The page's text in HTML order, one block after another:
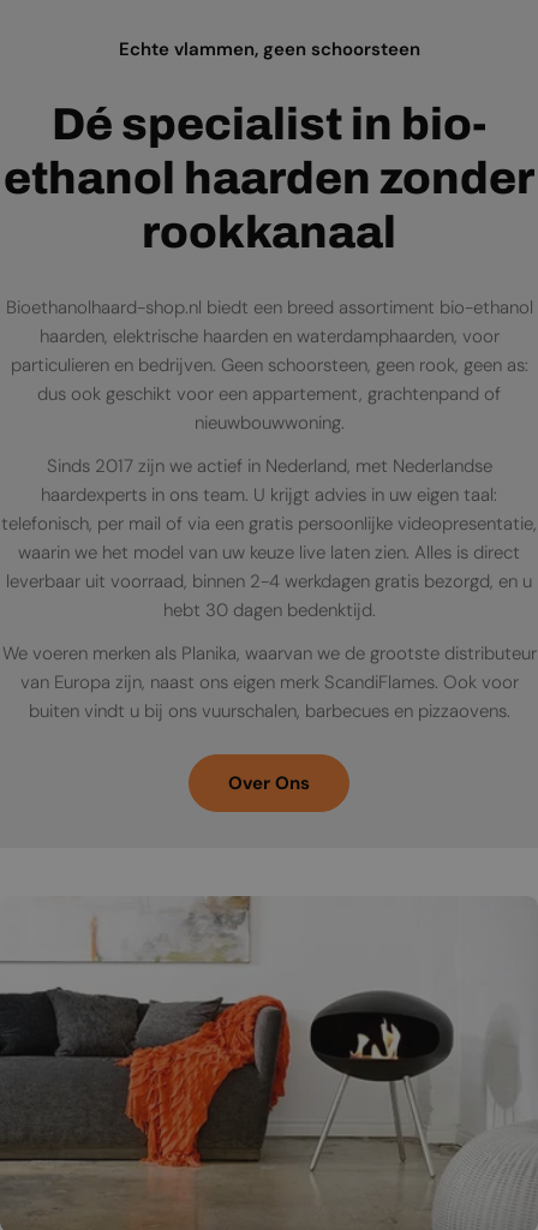
Echte vlammen, geen schoorsteen
Dé specialist in bio-
ethanol haarden zonder
rookkanaal
Bioethanolhaard-shop.nl biedt een breed assortiment bio-ethanol
haarden, elektrische haarden en waterdamphaarden, voor
particulieren en bedrijven. Geen schoorsteen, geen rook, geen as:
dus ook geschikt voor een appartement, grachtenpand of
nieuwbouwwoning.
Sinds 2017 zijn we actief in Nederland, met Nederlandse
haardexperts in ons team. U krijgt advies in uw eigen taal:
telefonisch, per mail of via een gratis persoonlijke videopresentatie,
waarin we het model van uw keuze live laten zien. Alles is direct
leverbaar uit voorraad, binnen 2-4 werkdagen gratis bezorgd, en u
hebt 30 dagen bedenktijd.
We voeren merken als Planika, waarvan we de grootste distributeur
van Europa zijn, naast ons eigen merk ScandiFlames. Ook voor
buiten vindt u bij ons vuurschalen, barbecues en pizzaovens.
Over Ons